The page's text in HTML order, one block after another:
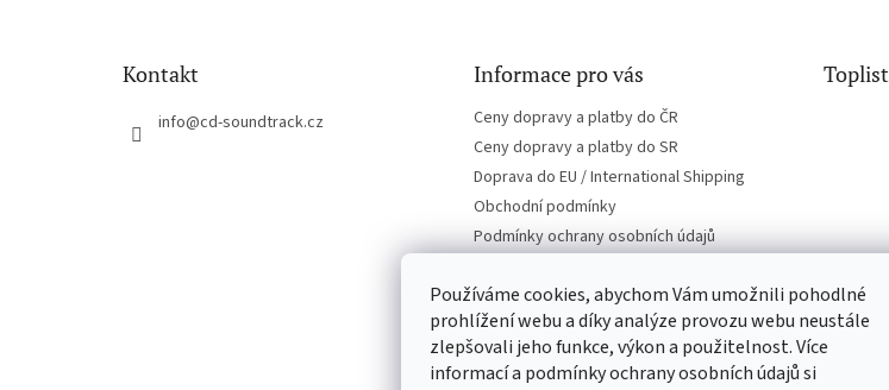
Používáme cookies, abychom Vám umožnili pohodlné
prohlížení webu a díky analýze provozu webu neustále
zlepšovali jeho funkce, výkon a použitelnost. Více
informací a podmínky ochrany osobních údajů si
Kontakt
info@cd-soundtrack.cz
Informace pro vás
Ceny dopravy a platby do ČR
Ceny dopravy a platby do SR
Doprava do EU / International Shipping
Obchodní podmínky
Podmínky ochrany osobních údajů
Toplist
CD-hudba.cz EN-filmy.cz